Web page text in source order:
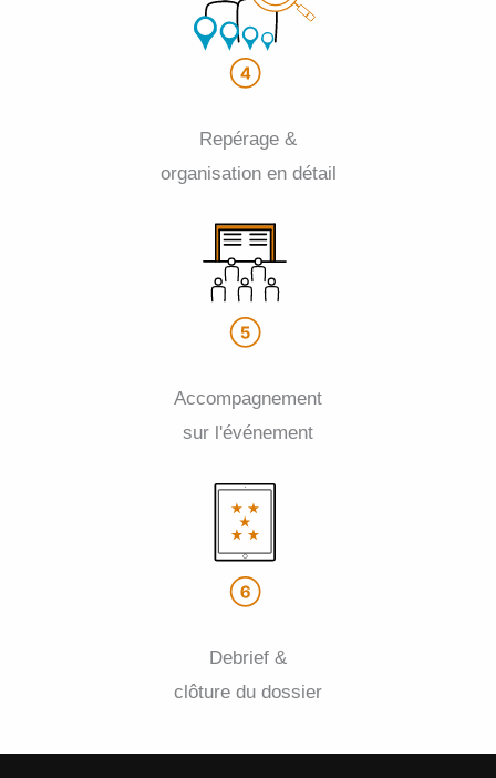
Repérage &
organisation en détail
Accompagnement
sur l'événement
Debrief &
clôture du dossier